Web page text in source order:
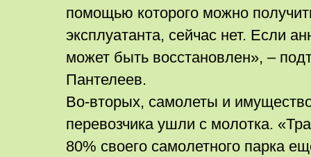
помощью которого можно
эксплуатанта, сейчас нет. Если
может быть восстановлен», –
Пантелеев.
Во-вторых, самолеты и
перевозчика ушли с молотка.
80% своего самолетного парка